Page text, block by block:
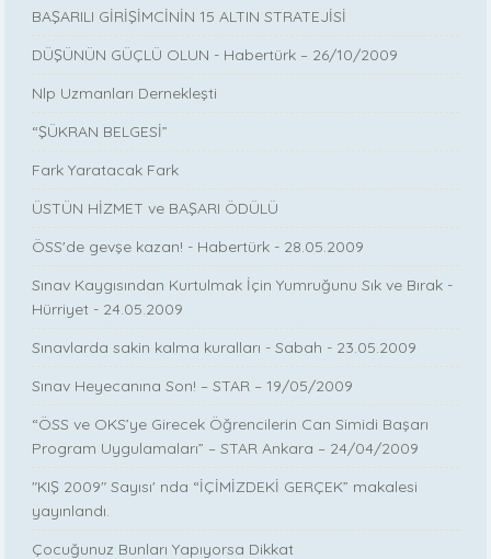
BAŞARILI GİRİŞİMCİNİN 15 ALTIN STRATEJİSİ
DÜŞÜNÜN GÜÇLÜ OLUN - Habertürk – 26/10/2009
Nlp Uzmanları Dernekleşti
“ŞÜKRAN BELGESİ”
Fark Yaratacak Fark
ÜSTÜN HİZMET ve BAŞARI ÖDÜLÜ
ÖSS'de gevşe kazan! - Habertürk - 28.05.2009
Sınav Kaygısından Kurtulmak İçin Yumruğunu Sık ve Bırak -
Hürriyet - 24.05.2009
Sınavlarda sakin kalma kuralları - Sabah - 23.05.2009
Sınav Heyecanına Son! – STAR – 19/05/2009
“ÖSS ve OKS’ye Girecek Öğrencilerin Can Simidi Başarı
Program Uygulamaları” – STAR Ankara – 24/04/2009
"KIŞ 2009" Sayısı' nda “İÇİMİZDEKİ GERÇEK” makalesi
yayınlandı.
Çocuğunuz Bunları Yapıyorsa Dikkat